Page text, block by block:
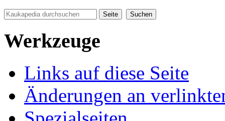
Werkzeuge
Links auf diese Seite
Änderungen an